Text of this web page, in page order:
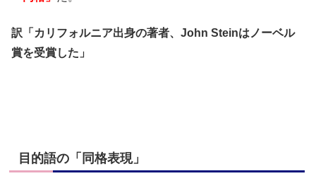
訳「カリフォルニア出身の著者、John Steinはノーベル
賞を受賞した」
目的語の「同格表現」